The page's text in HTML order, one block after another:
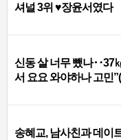
셔널 3위 ♥장윤서였다
신동 살 너무 뺐나‥37
서 요요 와야하나 고민
송혜교, 남사친과 데이